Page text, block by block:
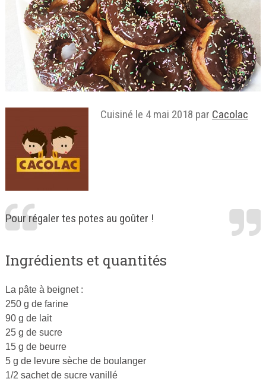
Cuisiné le 4 mai 2018 par Cacolac
Pour régaler tes potes au goûter !
Ingrédients et quantités
La pâte à beignet :
250 g de farine
90 g de lait
25 g de sucre
15 g de beurre
5 g de levure sèche de boulanger
1/2 sachet de sucre vanillé